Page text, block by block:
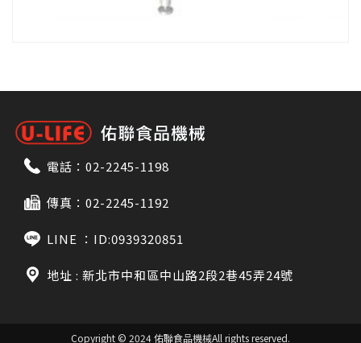
電話： 02-2245-1198
傳真：02-2245-1192
LINE ： ID:0939320851
地址 : 新北市中和區中山路2段2巷45弄24號
Copyright © 2024 佑聯食品機械All rights reserved.